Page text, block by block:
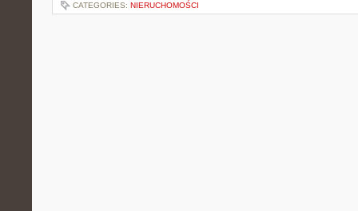
CATEGORIES: NIERUCHOMOŚCI